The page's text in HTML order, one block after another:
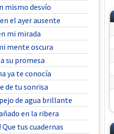
mismo desvío
el ayer ausente
mi mirada
mente oscura
su promesa
ya te conocía
de tu sonrisa
de agua brillante
en la ribera
tus cuadernas